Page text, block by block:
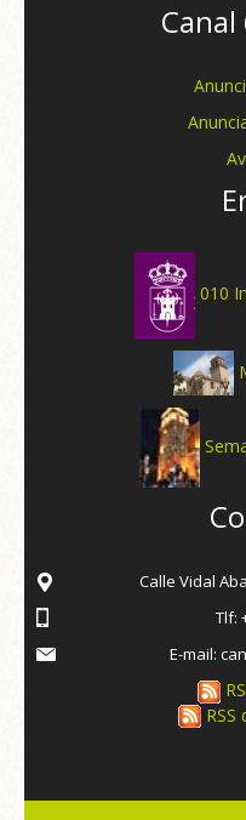
010
Calle Vidal
Tlf:
E-mail:
RSS